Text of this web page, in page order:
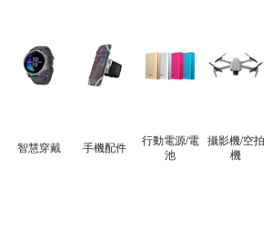
智慧穿戴 手機配件
行動電源/電
池
攝影機/空拍
機